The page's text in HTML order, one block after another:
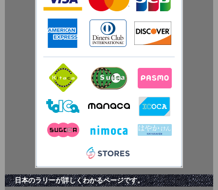
日本のラリーが詳しくわかるページです。